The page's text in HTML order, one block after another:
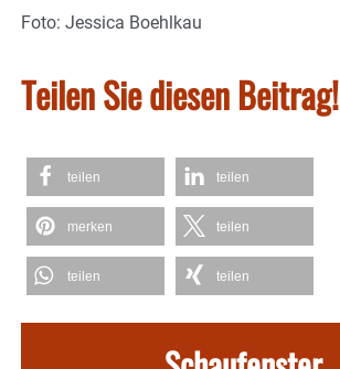
Foto: Jessica Boehlkau
Teilen Sie diesen Beitrag!
teilen teilen
merken teilen
teilen teilen